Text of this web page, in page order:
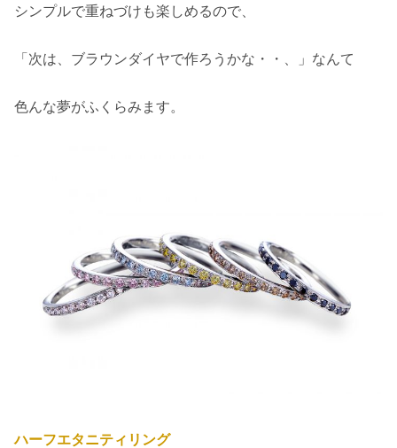
シンプルで重ねづけも楽しめるので、
「次は、ブラウンダイヤで作ろうかな・・、」なんて
色んな夢がふくらみます。
ハーフエタニティリング